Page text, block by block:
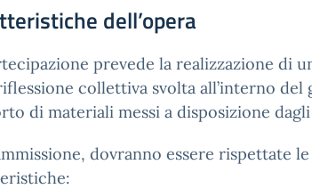
dell’opera
prevede la realizzazione di
collettiva svolta all’interno del
di materiali messi a disposizione
dovranno essere rispettate